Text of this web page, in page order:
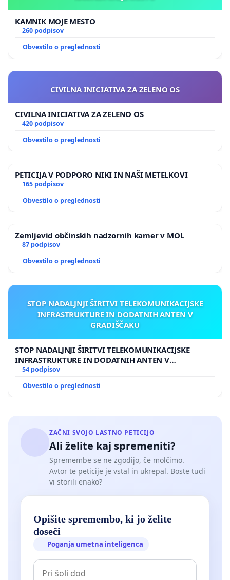
KAMNIK MOJE MESTO
260 podpisov
Obvestilo o preglednosti
CIVILNA INICIATIVA ZA ZELENO OS
CIVILNA INICIATIVA ZA ZELENO OS
420 podpisov
Obvestilo o preglednosti
PETICIJA V PODPORO NIKI IN NAŠI METELKOVI
165 podpisov
Obvestilo o preglednosti
Zemljevid občinskih nadzornih kamer v MOL
87 podpisov
Obvestilo o preglednosti
STOP NADALJNJI ŠIRITVI TELEKOMUNIKACIJSKE
INFRASTRUKTURE IN DODATNIH ANTEN V
GRADIŠČAKU
STOP NADALJNJI ŠIRITVI TELEKOMUNIKACIJSKE
INFRASTRUKTURE IN DODATNIH ANTEN V
GRADIŠČAKU
54 podpisov
Obvestilo o preglednosti
ZAČNI SVOJO LASTNO PETICIJO
Ali želite kaj spremeniti?
Spremembe se ne zgodijo, če molčimo.
Avtor te peticije je vstal in ukrepal. Boste tudi
vi storili enako?
Opišite spremembo, ki jo želite
doseči
Poganja umetna inteligenca